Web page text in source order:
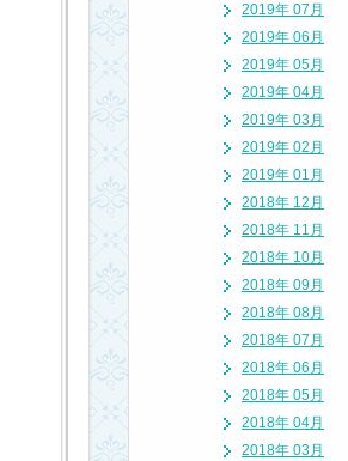
2019年 07月
2019年 06月
2019年 05月
2019年 04月
2019年 03月
2019年 02月
2019年 01月
2018年 12月
2018年 11月
2018年 10月
2018年 09月
2018年 08月
2018年 07月
2018年 06月
2018年 05月
2018年 04月
2018年 03月